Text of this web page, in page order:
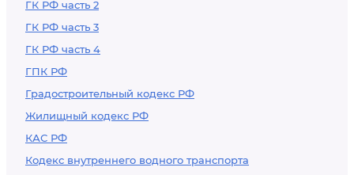
ГК РФ часть 2
ГК РФ часть 3
ГК РФ часть 4
ГПК РФ
Градостроительный кодекс РФ
Жилищный кодекс РФ
КАС РФ
Кодекс внутреннего водного транспорта